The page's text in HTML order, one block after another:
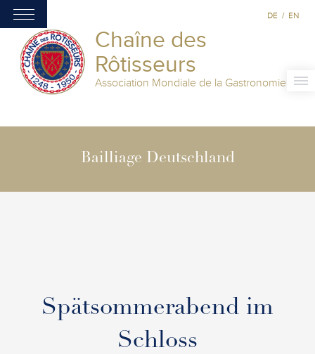
Chaîne des
Rôtisseurs
Association Mondiale de la Gastronomie
DE / EN
Bailliage Deutschland
Spätsommerabend im
Schloss